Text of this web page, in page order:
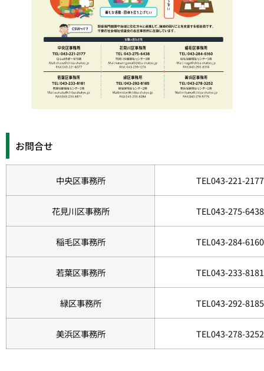
お問合せ
中央区事務所 TEL043-221-2177
花見川区事務所 TEL043-275-6438
稲毛区事務所 TEL043-284-6160
若葉区事務所 TEL043-233-8181
緑区事務所 TEL043-292-8185
美浜区事務所 TEL043-278-3252